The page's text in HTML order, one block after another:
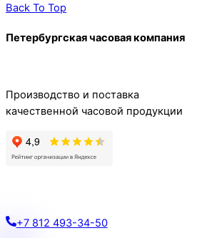
Back To Top
Петербургская часовая компания
Производство и поставка
качественной часовой продукции
+7 812 493-34-50